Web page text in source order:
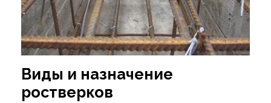
Виды и назначение
ростверков